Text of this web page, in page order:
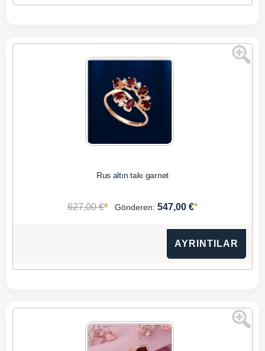
Rus altın takı garnet
627,00 €* Gönderen: 547,00 €*
AYRINTILAR